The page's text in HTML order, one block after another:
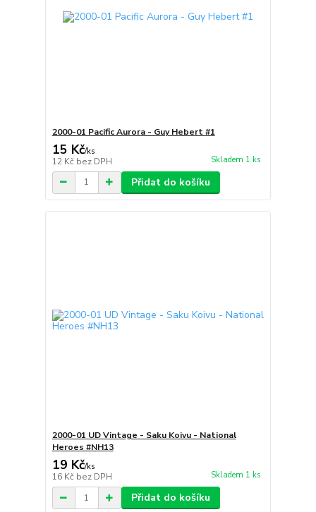
2000-01 Pacific Aurora - Guy Hebert #1
15 Kč/ks
12 Kč bez DPH Skladem 1 ks
Přidat do košíku
2000-01 UD Vintage - Saku Koivu - National
Heroes #NH13
19 Kč/ks
16 Kč bez DPH Skladem 1 ks
Přidat do košíku